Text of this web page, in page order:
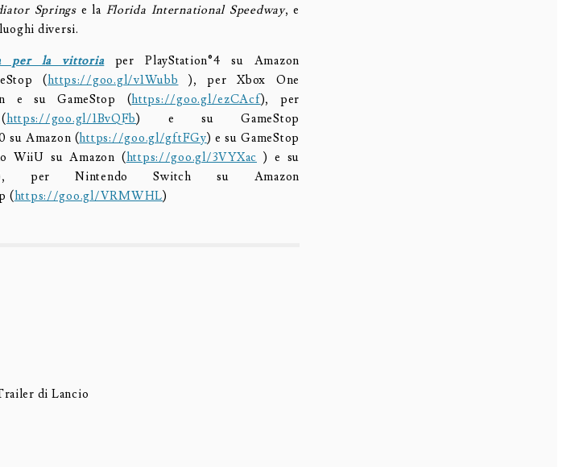
Springse la Florida International Speedway, e
diversi.
per la vittoriaper PlayStation®4 su Amazon
(https://goo.gl/v1Wubb ), per Xbox One
e su GameStop (https://goo.gl/ezCAcf), per
https://goo.gl/1BvQFb) e su GameStop
su Amazon (https://goo.gl/gftFGy) e su GameStop
WiiU su Amazon (https://goo.gl/3VYXac ) e su
per Nintendo Switch su Amazon
(https://goo.gl/VRMWHL)
di Lancio